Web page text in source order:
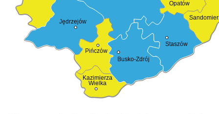
Jędrzejów
Pińczów
Kazimierza
Wielka
Busko-Zdrój
Staszów
Opatów